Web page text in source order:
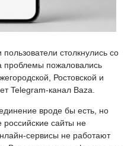
столкнулись со
проблемы пожаловались
Ростовской и
Telegram-канал Baza.
вроде бы есть, но
российские сайты не
сервисы не работают